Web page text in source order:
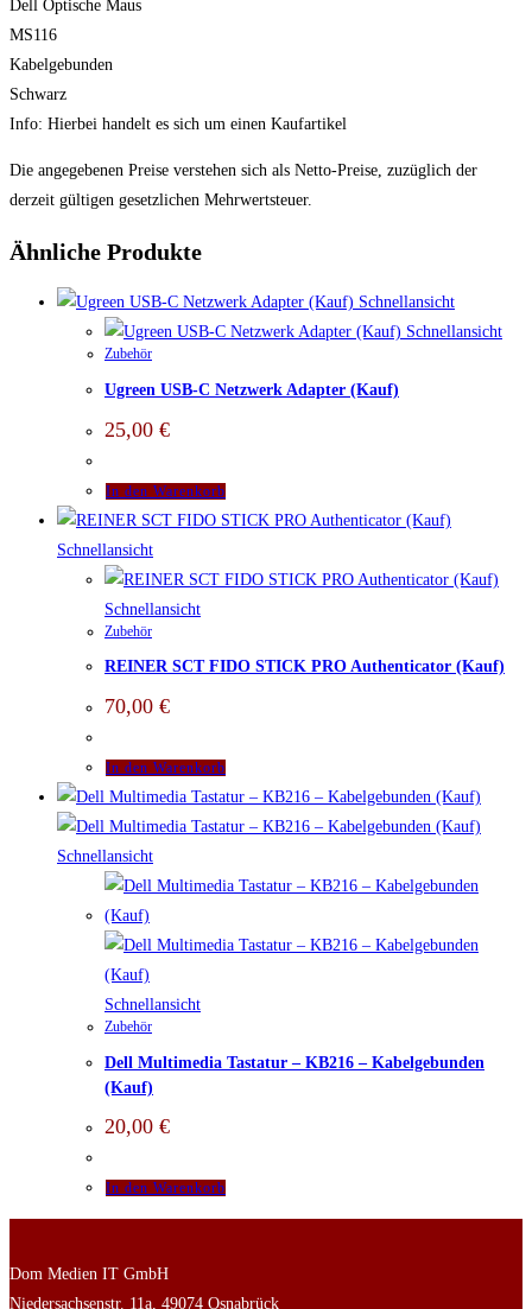
Dell Optische Maus
MS116
Kabelgebunden
Schwarz
Info: Hierbei handelt es sich um einen Kaufartikel
Die angegebenen Preise verstehen sich als Netto-Preise, zuzüglich der
derzeit gültigen gesetzlichen Mehrwertsteuer.
Ähnliche Produkte
Schnellansicht
Schnellansicht
Zubehör
Ugreen USB-C Netzwerk Adapter (Kauf)
25,00 €
In den Warenkorb
Schnellansicht
Schnellansicht
Zubehör
REINER SCT FIDO STICK PRO Authenticator (Kauf)
70,00 €
In den Warenkorb
Schnellansicht
Schnellansicht
Zubehör
Dell Multimedia Tastatur – KB216 – Kabelgebunden
(Kauf)
20,00 €
In den Warenkorb
Dom Medien IT GmbH
Niedersachsenstr. 11a, 49074 Osnabrück